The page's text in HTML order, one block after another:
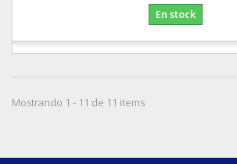
En stock
Mostrando 1 - 11 de 11 items